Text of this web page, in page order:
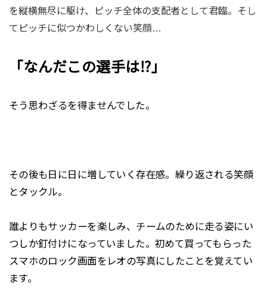
を縦横無尽に駆け、ピッチ全体の支配者として君臨。そし
てピッチに似つかわしくない笑顔…
「なんだこの選手は⁉」
そう思わざるを得ませんでした。
その後も日に日に増していく存在感。繰り返される笑顔
とタックル。
誰よりもサッカーを楽しみ、チームのために走る姿にい
つしか釘付けになっていました。初めて買ってもらった
スマホのロック画面をレオの写真にしたことを覚えてい
ます。